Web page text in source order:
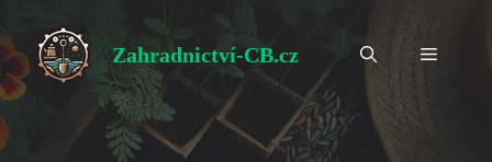
na
obsah
Zahradnictví-CB.cz Menu